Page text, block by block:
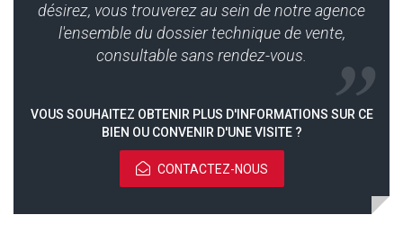
désirez, vous trouverez au sein de notre agence
l'ensemble du dossier technique de vente,
consultable sans rendez-vous.
VOUS SOUHAITEZ OBTENIR PLUS D'INFORMATIONS SUR CE
BIEN OU CONVENIR D'UNE VISITE ?
CONTACTEZ-NOUS